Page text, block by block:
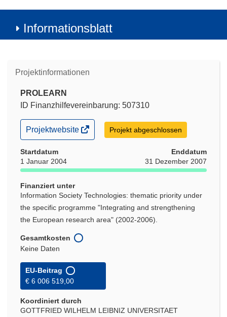
Informationsblatt
Projektinformationen
PROLEARN
ID Finanzhilfevereinbarung: 507310
(öffnet
in
Fenster)
Projektwebsite Projekt abgeschlossen
Startdatum
1 Januar 2004
Enddatum
31 Dezember 2007
Finanziert unter
Information Society Technologies: thematic priority under
the specific programme "Integrating and strengthening
the European research area" (2002-2006).
Gesamtkosten
Keine Daten
EU-Beitrag
€ 6 006 519,00
Koordiniert durch
GOTTFRIED WILHELM LEIBNIZ UNIVERSITAET